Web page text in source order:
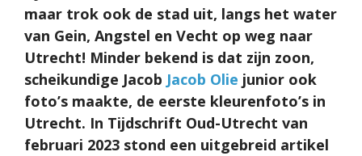
maar trok ook de stad uit, langs het water
van Gein, Angstel en Vecht op weg naar
Utrecht! Minder bekend is dat zijn zoon,
scheikundige Jacob Jacob Olie junior ook
foto’s maakte, de eerste kleurenfoto’s in
Utrecht. In Tijdschrift Oud-Utrecht van
februari 2023 stond een uitgebreid artikel